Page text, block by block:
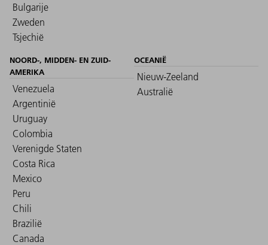
Bulgarije
Zweden
Tsjechië
NOORD-, MIDDEN- EN ZUID-
AMERIKA
Venezuela
Argentinië
Uruguay
Colombia
Verenigde Staten
Costa Rica
Mexico
Peru
Chili
Brazilië
Canada
OCEANIË
Nieuw-Zeeland
Australië